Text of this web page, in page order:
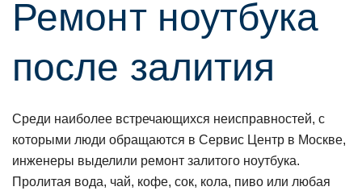
Ремонт ноутбука
после залития
Среди наиболее встречающихся неисправностей, с
которыми люди обращаются в Сервис Центр в Москве,
инженеры выделили ремонт залитого ноутбука.
Пролитая вода, чай, кофе, сок, кола, пиво или любая